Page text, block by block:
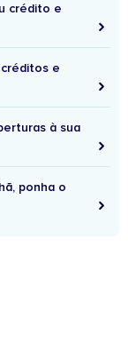
crédito e
e
à sua
ponha o